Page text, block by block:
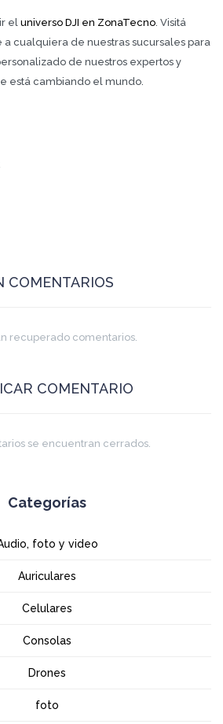
el universo DJI en ZonaTecno . Visitá
cualquiera de nuestras sucursales para
de nuestros expertos y
está cambiando el mundo.
COMENTARIOS
recuperado comentarios.
COMENTARIO
se encuentran cerrados.
Categorías
foto y video
Auriculares
Celulares
Consolas
Drones
foto